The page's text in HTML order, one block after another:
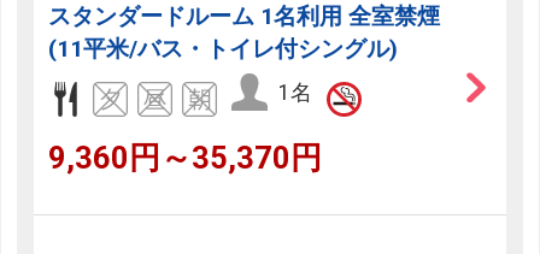
スタンダードルーム 1名利用 全室禁煙
(11平米/バス・トイレ付シングル)
1名
9,360円～35,370円